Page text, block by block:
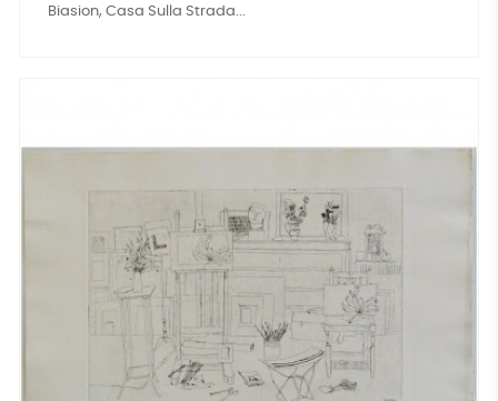
Biasion, Casa Sulla Strada...